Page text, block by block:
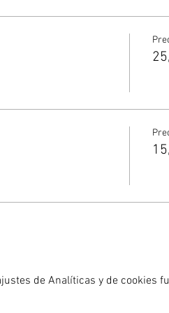
de Analíticas y de cookies